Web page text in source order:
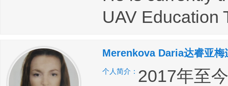
UAV Education
Merenkova Daria达睿亚梅
个人简介： 2017年至